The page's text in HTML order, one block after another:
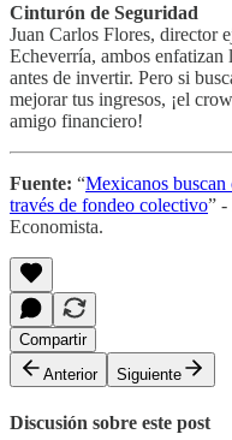
Cinturón de Seguridad
Juan Carlos Flores, director
Echeverría, ambos enfatizan
antes de invertir. Pero si
mejorar tus ingresos, ¡el
amigo financiero!
Fuente: “Mexicanos buscan
través de fondeo colectivo” -
Economista.
Compartir
Anterior
Siguiente
Discusión sobre este post